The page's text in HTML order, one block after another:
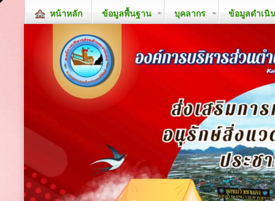
หน้าหลัก ข้อมูลพื้นฐาน บุคลากร ข้อมูลดำเนิ